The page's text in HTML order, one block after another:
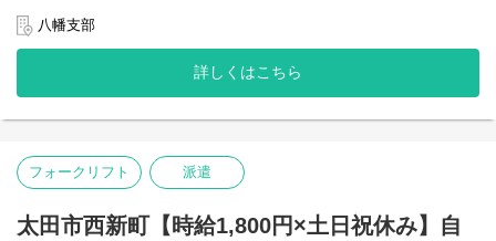
人間関係を円滑にするために違う勤務地へ移動するのもOK！
お気軽に相談してください。
あなたにより合う勤務地をご用意いたします！
安全に配慮していただけない案件は
目先の利益よりも、まずは働いているスタッフ第一という意識が
浸透した会社です！
＋各種手当
★残業ほぼ無し★
社員登用有り！登用実績多数あり！
経験やスキルによりキャリアアップも準備しています！
◆未経験者歓迎◆手当多数◆高時給◆入社日相談◆残業なし◆女
性活躍中◆週3～OK
【業務】
〇業務内容
八幡支部
詳しくはこちら
フォークリフト 派遣
太田市西新町【時給1,800円×土日祝休み】自